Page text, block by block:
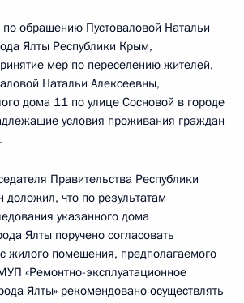
обращению Пустоваловой Натальи
Ялты Республики Крым,
мер по переселению жителей,
Натальи Алексеевны,
дома 11 по улице Сосновой в городе
условия проживания граждан
Правительства Республики
что по результатам
указанного дома
Ялты поручено согласовать
жилого помещения, предполагаемого
«Ремонтно-эксплуатационное
Ялты» рекомендовано осуществлять